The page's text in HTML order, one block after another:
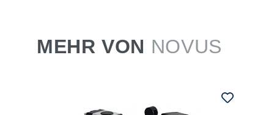
MEHR VON NOVUS